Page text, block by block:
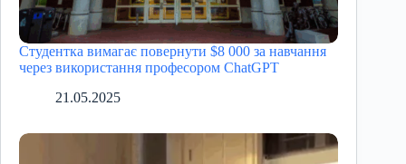
Студентка вимагає повернути $8 000 за навчання
через використання професором ChatGPT
21.05.2025